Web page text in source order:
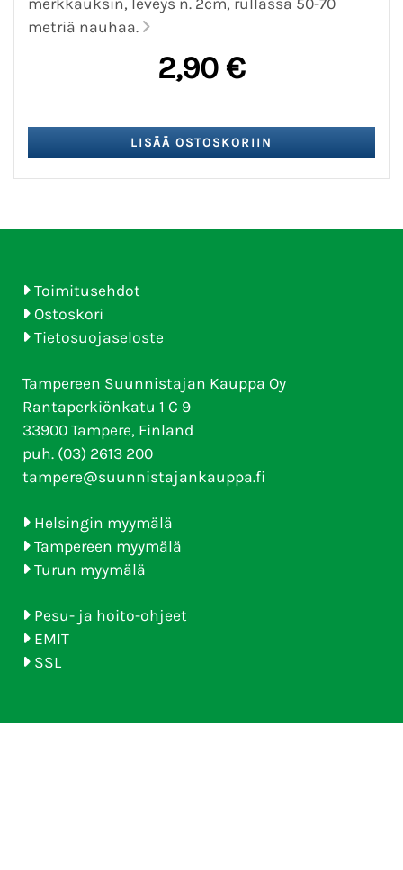
merkkauksin, leveys n. 2cm, rullassa 50-70
metriä nauhaa.
2,90 €
Toimitusehdot
Ostoskori
Tietosuojaseloste
Tampereen Suunnistajan Kauppa Oy
Rantaperkiönkatu 1 C 9
33900 Tampere, Finland
puh. (03) 2613 200
tampere@suunnistajankauppa.fi
Helsingin myymälä
Tampereen myymälä
Turun myymälä
Pesu- ja hoito-ohjeet
EMIT
SSL